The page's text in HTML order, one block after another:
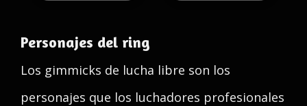
Personajes del ring
Los gimmicks de lucha libre son los
personajes que los luchadores profesionales